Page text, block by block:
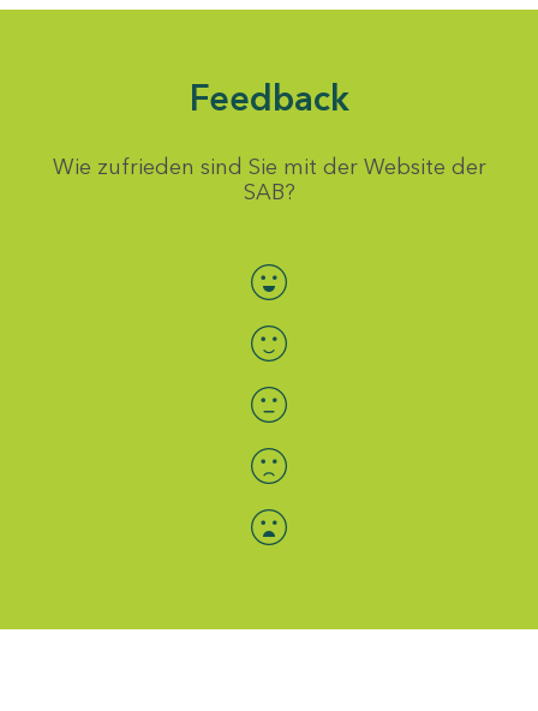
Feedback
Wie zufrieden sind Sie mit der Website der
SAB?
Bewertung auswählen